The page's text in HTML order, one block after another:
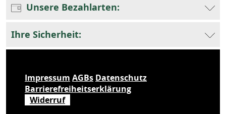
Unsere Bezahlarten:
Ihre Sicherheit:
Impressum AGBs Datenschutz
Barrierefreiheitserklärung
Widerruf